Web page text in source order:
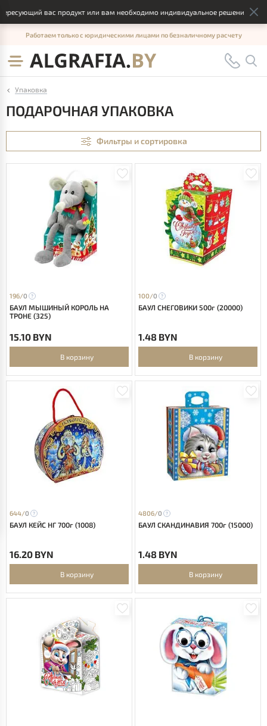
вас продукт или вам необходимо индивидуальное решение,
Работаем только с юридическими лицами по безналичному расчету
Упаковка
ПОДАРОЧНАЯ УПАКОВКА
Фильтры и сортировка
196/0
БАУЛ МЫШИНЫЙ КОРОЛЬ НА
ТРОНЕ (325)
15.10 BYN
В корзину
100/0
БАУЛ СНЕГОВИКИ 500г (20000)
1.48 BYN
В корзину
644/0
БАУЛ КЕЙС НГ 700г (1008)
16.20 BYN
В корзину
4806/0
БАУЛ СКАНДИНАВИЯ 700г (15000)
1.48 BYN
В корзину